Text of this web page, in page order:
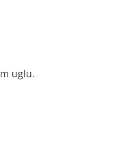
uglu.